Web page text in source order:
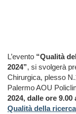
L’evento “Qualità
2024”, si svolgerà
Chirurgica, plesso
Palermo AOU
2024, dalle ore 9.00
Qualità della